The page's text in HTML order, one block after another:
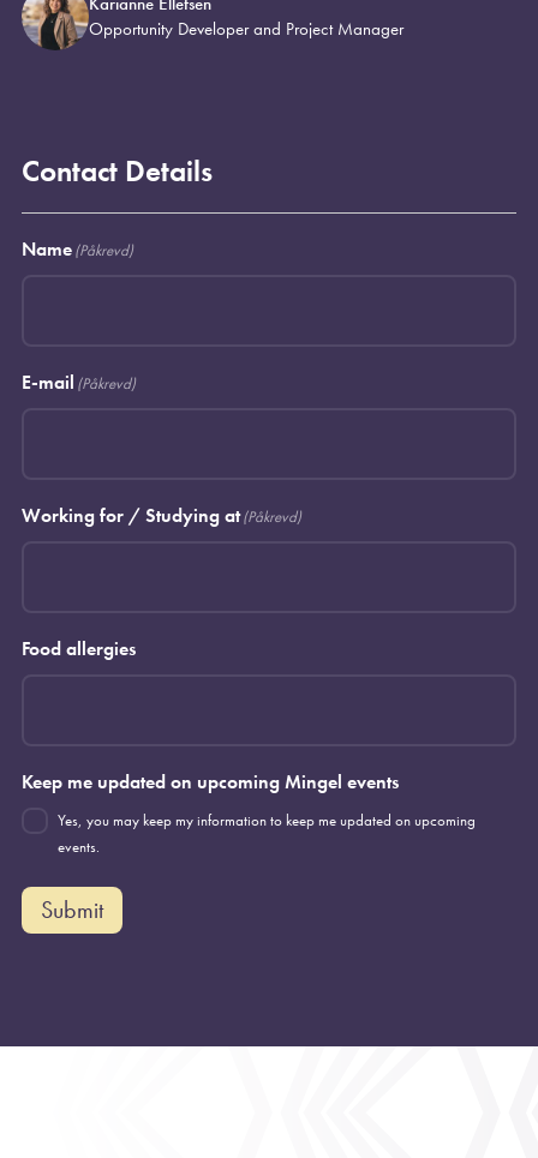
Opportunity Developer and Project Manager
Contact Details
Name(Påkrevd)
E-mail (Påkrevd)
Working for / Studying at(Påkrevd)
Food allergies
Keep me updated on upcoming Mingel events
Yes, you may keep my information to keep me updated on upcoming
events.
Submit